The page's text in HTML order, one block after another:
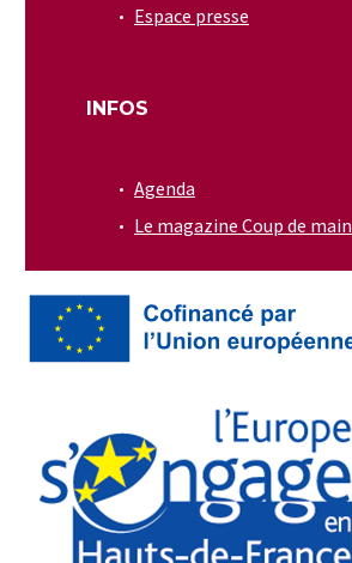
Espace presse
INFOS
Agenda
Le magazine Coup de main